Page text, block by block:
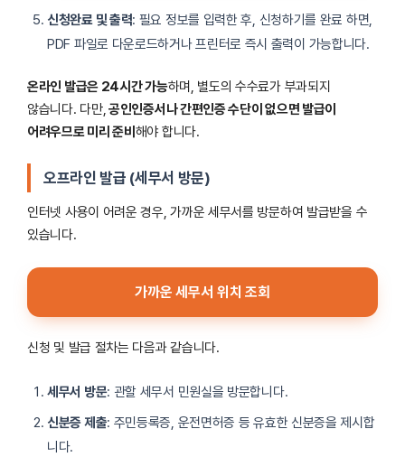
신청완료 및 출력: 필요 정보를 입력한 후, 신청하기를 완료 하면,
PDF 파일로 다운로드하거나 프린터로 즉시 출력이 가능합니다.
온라인 발급은 24시간 가능하며, 별도의 수수료가 부과되지
않습니다. 다만,공인인증서나 간편인증 수단이 없으면 발급이
어려우므로 미리 준비 해야 합니다.
오프라인 발급 (세무서 방문)
인터넷 사용이 어려운 경우, 가까운 세무서를 방문하여 발급받을 수
있습니다.
가까운 세무서 위치 조회
신청 및 발급 절차는 다음과 같습니다.
세무서 방문: 관할 세무서 민원실을 방문합니다.
신분증 제출: 주민등록증, 운전면허증 등 유효한 신분증을 제시합
니다.